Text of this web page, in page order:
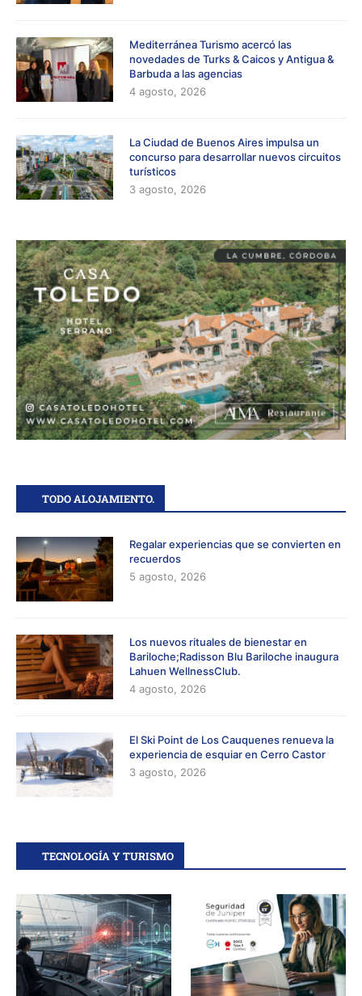
Mediterránea Turismo acercó las
novedades de Turks & Caicos y Antigua &
Barbuda a las agencias
4 agosto, 2026
La Ciudad de Buenos Aires impulsa un
concurso para desarrollar nuevos circuitos
turísticos
3 agosto, 2026
TODO ALOJAMIENTO.
Regalar experiencias que se convierten en
recuerdos
5 agosto, 2026
Los nuevos rituales de bienestar en
Bariloche;Radisson Blu Bariloche inaugura
Lahuen WellnessClub.
4 agosto, 2026
El Ski Point de Los Cauquenes renueva la
experiencia de esquiar en Cerro Castor
3 agosto, 2026
TECNOLOGÍA Y TURISMO